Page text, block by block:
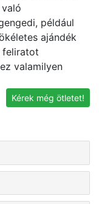
például
ajándék
feliratot
valamilyen
Kérek még ötletet!